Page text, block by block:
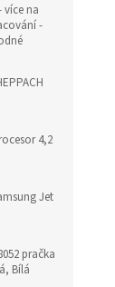
více na
-
4,2
Jet
pračka
Bílá